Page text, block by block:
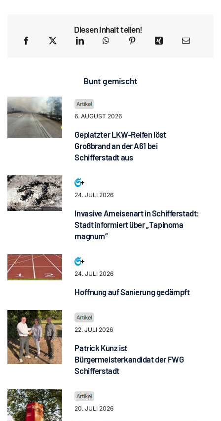
Diesen Inhalt teilen!
Bunt gemischt
6. AUGUST 2026
Geplatzter LKW-Reifen löst
Großbrand an der A61 bei
Schifferstadt aus
24. JULI 2026
Invasive Ameisenart in Schifferstadt:
Stadt informiert über „Tapinoma
magnum“
24. JULI 2026
Hoffnung auf Sanierung gedämpft
22. JULI 2026
Patrick Kunz ist
Bürgermeisterkandidat der FWG
Schifferstadt
20. JULI 2026